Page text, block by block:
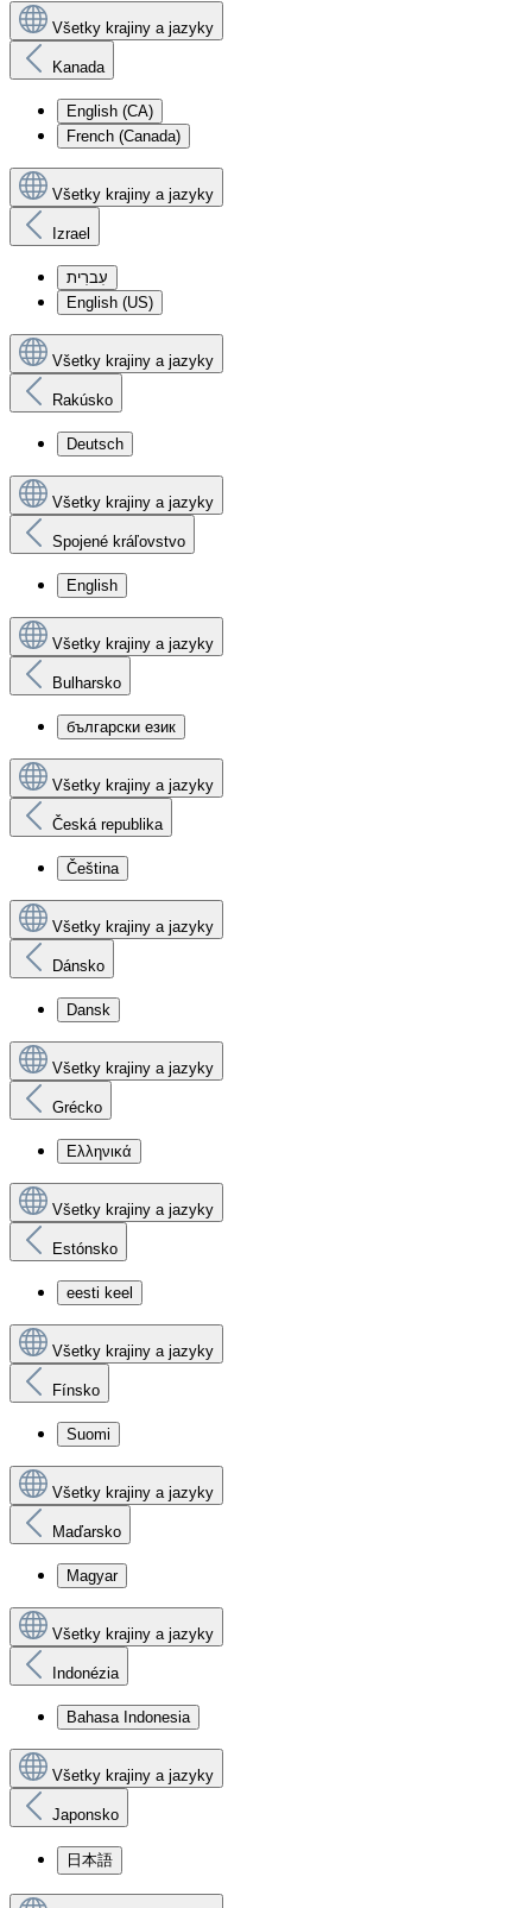
Všetky krajiny a jazyky
Kanada
English (CA)
French (Canada)
Všetky krajiny a jazyky
Izrael
עִברִית
English (US)
Všetky krajiny a jazyky
Rakúsko
Deutsch
Všetky krajiny a jazyky
Spojené kráľovstvo
English
Všetky krajiny a jazyky
Bulharsko
български език
Všetky krajiny a jazyky
Česká republika
Čeština
Všetky krajiny a jazyky
Dánsko
Dansk
Všetky krajiny a jazyky
Grécko
Ελληνικά
Všetky krajiny a jazyky
Estónsko
eesti keel
Všetky krajiny a jazyky
Fínsko
Suomi
Všetky krajiny a jazyky
Maďarsko
Magyar
Všetky krajiny a jazyky
Indonézia
Bahasa Indonesia
Všetky krajiny a jazyky
Japonsko
日本語